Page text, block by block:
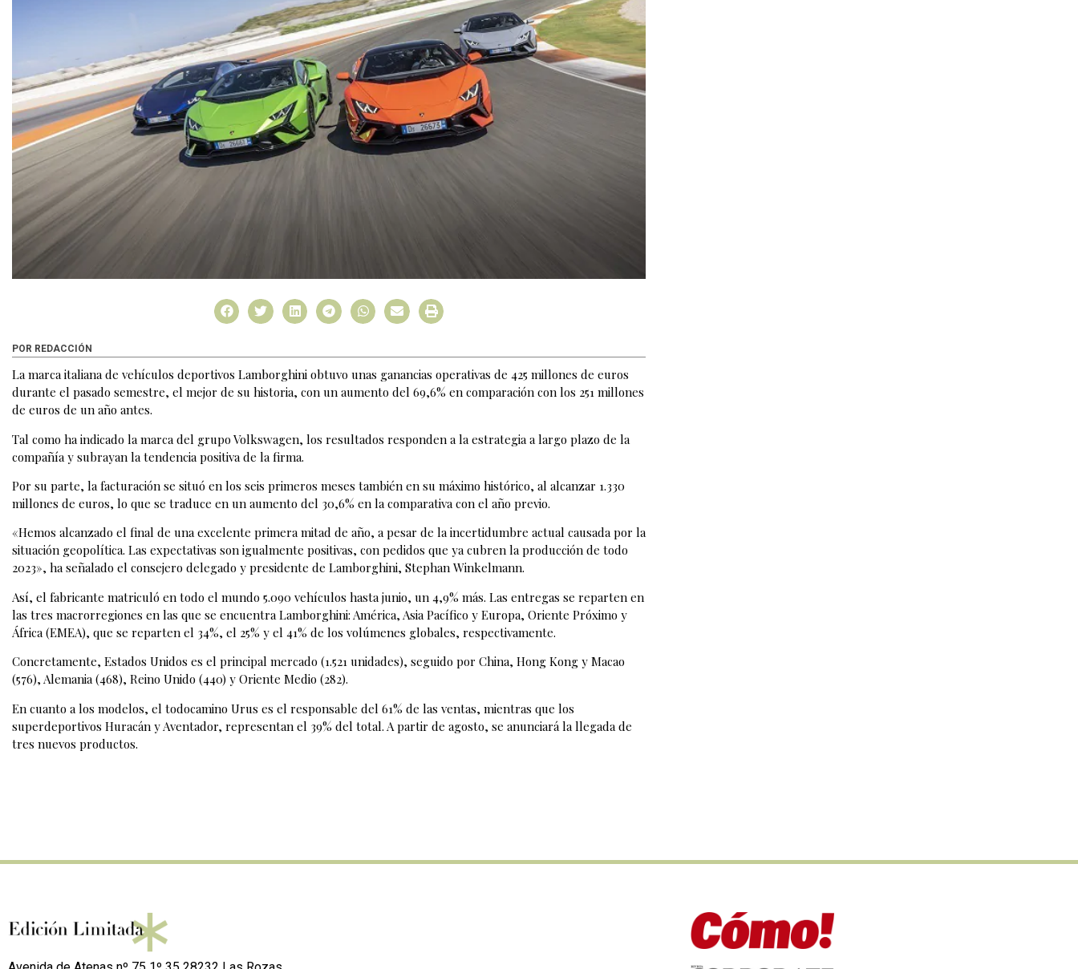
POR REDACCIÓN
La marca italiana de vehículos deportivos Lamborghini obtuvo unas ganancias operativas de 425 millones de euros
durante el pasado semestre, el mejor de su historia, con un aumento del 69,6% en comparación con los 251 millones
de euros de un año antes.
Tal como ha indicado la marca del grupo Volkswagen, los resultados responden a la estrategia a largo plazo de la
compañía y subrayan la tendencia positiva de la firma.
Por su parte, la facturación se situó en los seis primeros meses también en su máximo histórico, al alcanzar 1.330
millones de euros, lo que se traduce en un aumento del 30,6% en la comparativa con el año previo.
«Hemos alcanzado el final de una excelente primera mitad de año, a pesar de la incertidumbre actual causada por la
situación geopolítica. Las expectativas son igualmente positivas, con pedidos que ya cubren la producción de todo
2023», ha señalado el consejero delegado y presidente de Lamborghini, Stephan Winkelmann.
Así, el fabricante matriculó en todo el mundo 5.090 vehículos hasta junio, un 4,9% más. Las entregas se reparten en
las tres macrorregiones en las que se encuentra Lamborghini: América, Asia Pacífico y Europa, Oriente Próximo y
África (EMEA), que se reparten el 34%, el 25% y el 41% de los volúmenes globales, respectivamente.
Concretamente, Estados Unidos es el principal mercado (1.521 unidades), seguido por China, Hong Kong y Macao
(576), Alemania (468), Reino Unido (440) y Oriente Medio (282).
En cuanto a los modelos, el todocamino Urus es el responsable del 61% de las ventas, mientras que los
superdeportivos Huracán y Aventador, representan el 39% del total. A partir de agosto, se anunciará la llegada de
tres nuevos productos.